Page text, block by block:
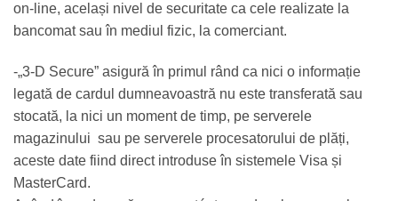
on-line, același nivel de securitate ca cele realizate la
bancomat sau în mediul fizic, la comerciant.
-„3-D Secure” asigură în primul rând ca nici o informație
legată de cardul dumneavoastră nu este transferată sau
stocată, la nici un moment de timp, pe serverele
magazinului sau pe serverele procesatorului de plăți,
aceste date fiind direct introduse în sistemele Visa și
MasterCard.